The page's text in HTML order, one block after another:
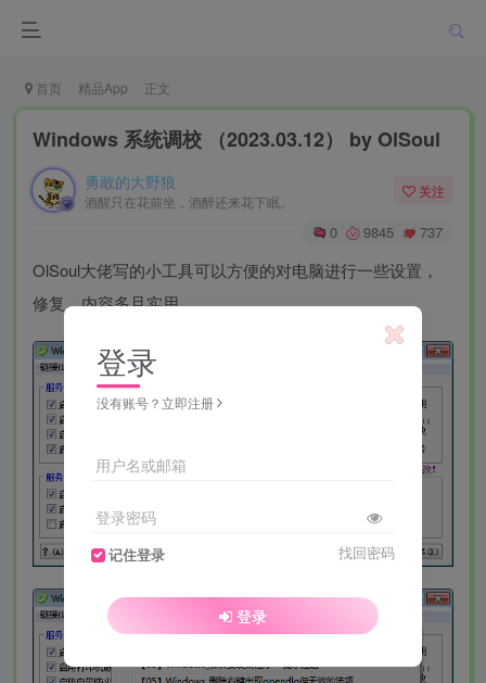
首页 精品App 正文
Windows 系统调校 （2023.03.12） by OlSoul
勇敢的大野狼
酒醒只在花前坐，酒醉还来花下眠。
关注
0 9845 737
OlSoul大佬写的小工具可以方便的对电脑进行一些设置，
修复，内容多且实用。
登录
没有账号？立即注册
用户名或邮箱
登录密码
记住登录 找回密码
登录